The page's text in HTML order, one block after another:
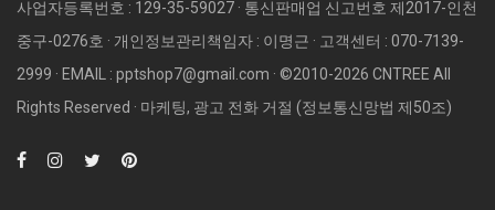
사업자등록번호 : 129-35-59027 · 통신판매업 신고번호 제2017-인천
중구-0276호 · 개인정보관리책임자 : 이명근 · 고객센터 : 070-7139-
2999 · EMAIL : pptshop7@gmail.com · ©2010­-2026 CNTREE All
Rights Reserved · 마케팅, 광고 전화 거절 (정보통신망법 제50조)